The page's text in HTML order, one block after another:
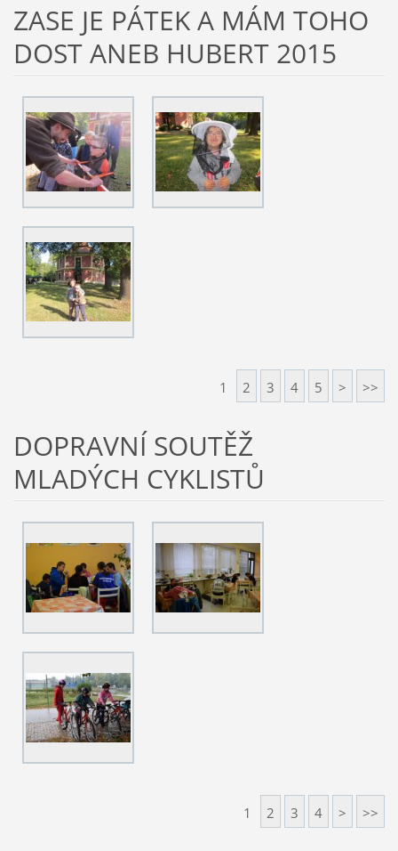
ZASE JE PÁTEK A MÁM TOHO
DOST ANEB HUBERT 2015
1 2 3 4 5 > >>
DOPRAVNÍ SOUTĚŽ
MLADÝCH CYKLISTŮ
1 2 3 4 > >>